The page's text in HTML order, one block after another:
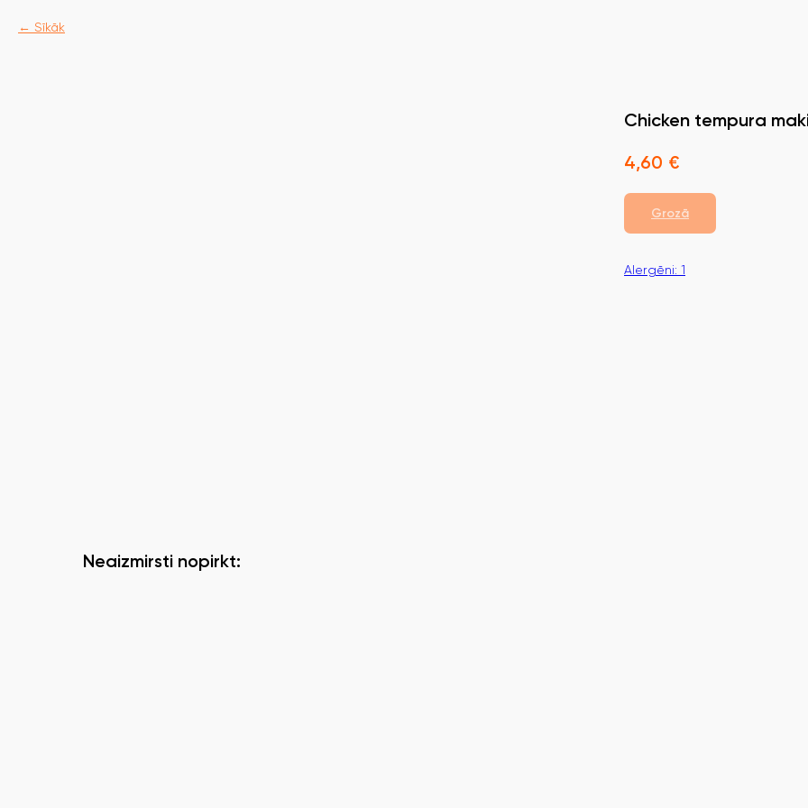
Sīkāk
Chicken tempura
4,60 €
Grozā
Alergēni: 1
Neaizmirsti nopirkt: